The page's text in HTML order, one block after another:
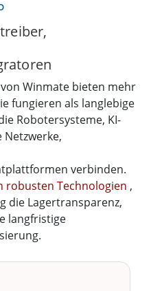
Winmate bieten mehr
fungieren als langlebige
Robotersysteme, KI-
verbinden.
robusten Technologien ,
die Lagertransparenz,
langfristige